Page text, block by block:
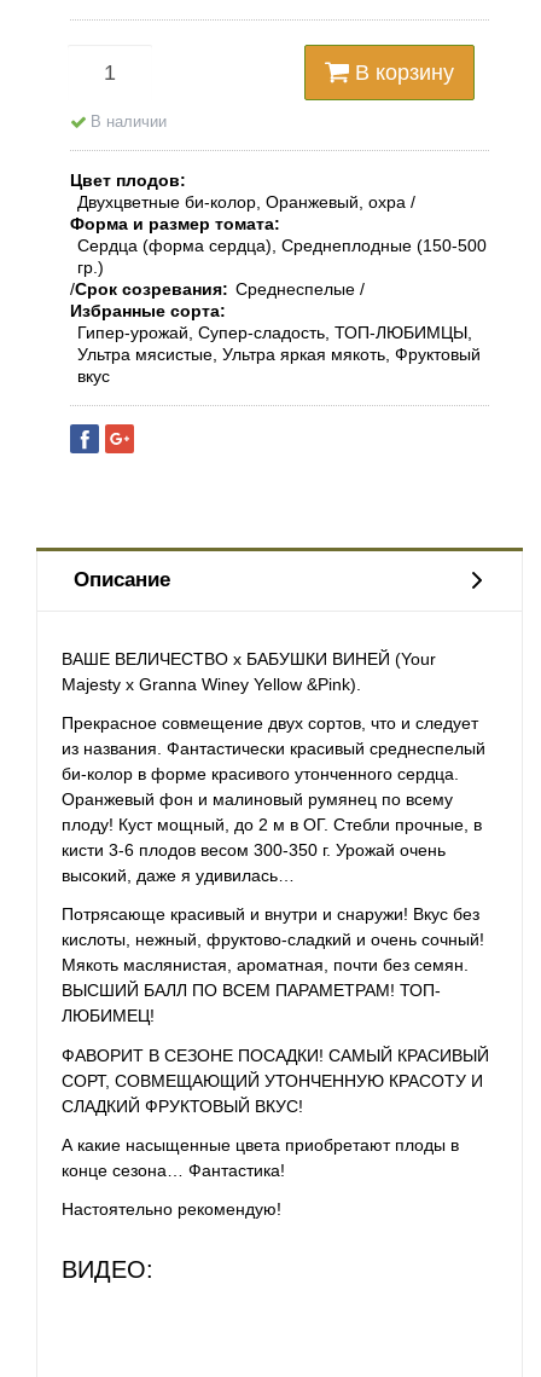
В корзину
В наличии
Цвет плодов
Двухцветные би-колор, Оранжевый, охра
Форма и размер томата
Сердца (форма сердца), Среднеплодные (150-500
гр.)
Срок созревания
Среднеспелые
Избранные сорта
Гипер-урожай, Супер-сладость, ТОП-ЛЮБИМЦЫ,
Ультра мясистые, Ультра яркая мякоть, Фруктовый
вкус
Описание
ВАШЕ ВЕЛИЧЕСТВО х БАБУШКИ ВИНЕЙ (Your
Majesty x Granna Winey Yellow &Pink).
Прекрасное совмещение двух сортов, что и следует
из названия. Фантастически красивый среднеспелый
би-колор в форме красивого утонченного сердца.
Оранжевый фон и малиновый румянец по всему
плоду! Куст мощный, до 2 м в ОГ. Стебли прочные, в
кисти 3-6 плодов весом 300-350 г. Урожай очень
высокий, даже я удивилась…
Потрясающе красивый и внутри и снаружи! Вкус без
кислоты, нежный, фруктово-сладкий и очень сочный!
Мякоть маслянистая, ароматная, почти без семян.
ВЫСШИЙ БАЛЛ ПО ВСЕМ ПАРАМЕТРАМ! ТОП-
ЛЮБИМЕЦ!
ФАВОРИТ В СЕЗОНЕ ПОСАДКИ! САМЫЙ КРАСИВЫЙ
СОРТ, СОВМЕЩАЮЩИЙ УТОНЧЕННУЮ КРАСОТУ И
СЛАДКИЙ ФРУКТОВЫЙ ВКУС!
А какие насыщенные цвета приобретают плоды в
конце сезона… Фантастика!
Настоятельно рекомендую!
ВИДЕО: